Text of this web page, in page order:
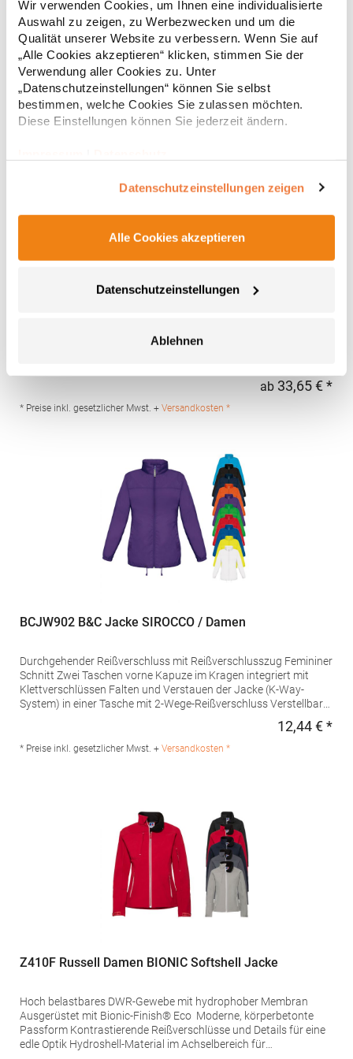
Wir verwenden Cookies, um Ihnen eine individualisierte
Auswahl zu zeigen, zu Werbezwecken und um die
Qualität unserer Website zu verbessern. Wenn Sie auf
„Alle Cookies akzeptieren“ klicken, stimmen Sie der
Verwendung aller Cookies zu. Unter
„Datenschutzeinstellungen“ können Sie selbst
bestimmen, welche Cookies Sie zulassen möchten.
Diese Einstellungen können Sie jederzeit ändern.
Datenschutzeinstellungen zeigen
Alle Cookies akzeptieren
Datenschutzeinstellungen
Ablehnen
Wattierung gefüttert Durchgehender verdeckter Reißverschluss
Ton-in-Ton mit Kinnschutz Zwei Seitentaschen mit
Reißverschluss Elastische und gleichfarbige Stoffeinfassung an
Kragen, Ärmelbündchen und Saum Innenfutter in Kontrastfarbe
Inklusive Tragetasche zum Verstauen der Jacke
Herausreißbares Label Wasser- und Windabweisend
Pfegehinweis: 40 °C waschbarGrammatur: 290
g/m²Materialzusammensetzung: 100% PolyesterAngaben zur
Produktsicherheit: Herst.-Nr.: RA5094Hersteller: GORFACTORY
ab 27,51 € *
* Preise inkl. gesetzlicher Mwst. + Versandkosten *
RY5090 Roly NORWAY Jacke
Taffeta 290; Wattierung: 100% Polyester, 150 g/m² Steppjacke
mit anliegender Kapuze mit federleichter und softer Wattierung
Kinnschutz Zwei Seitentaschen mit Reißverschluss Elastische
und gleichfarbige Stoffeinfassung an Armbündchen, Saum und
Kapuze Innenfutter in Kontrastfarbe Inklusive Tasche zum
Produktsicherheit: Herst.-Nr.: RA5090Hersteller: GORFACTORY
S.A Ctra. Santomera / Abanilla Km 8.8 30620 Fortuna (Murcia)
Spanien E-Mail: info@gorfactory.es
ab 33,65 € *
* Preise inkl. gesetzlicher Mwst. + Versandkosten *
BCJW902 B&C Jacke SIROCCO / Damen
Durchgehender Reißverschluss mit Reißverschlusszug Femininer
Schnitt Zwei Taschen vorne Kapuze im Kragen integriert mit
Klettverschlüssen Falten und Verstauen der Jacke (K-Way-
System) in einer Tasche mit 2-Wege-Reißverschluss Verstellbarer
KordelzugMaterialzusammensetzung: 100% NylonAngaben zur
Produktsicherheit: Herst.-Nr.: JW902Hersteller: The Cotton
12,44 € *
* Preise inkl. gesetzlicher Mwst. + Versandkosten *
Z410F Russell Damen BIONIC Softshell Jacke
Hoch belastbares DWR-Gewebe mit hydrophober Membran
Ausgerüstet mit Bionic-Finish® Eco Moderne, körperbetonte
Passform Kontrastierende Reißverschlüsse und Details für eine
edle Optik Hydroshell-Material im Achselbereich für